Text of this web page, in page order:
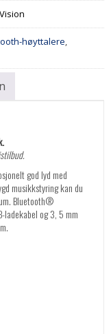
høyttalere,
god lyd med
musikkstyring kan du
Bluetooth®
ladekabel og 3, 5 mm